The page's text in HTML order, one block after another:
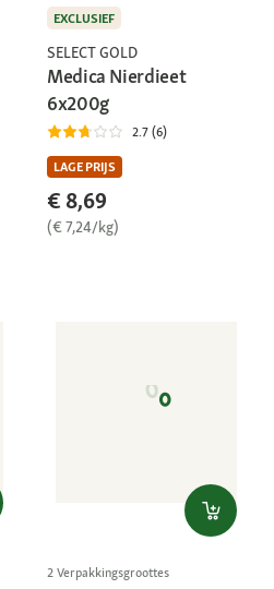
EXCLUSIEF
SELECT GOLD
Medica Nierdieet
6x200g
2.7 (6)
LAGE PRIJS
€ 8,69
(€ 7,24/kg)
2 Verpakkingsgroottes